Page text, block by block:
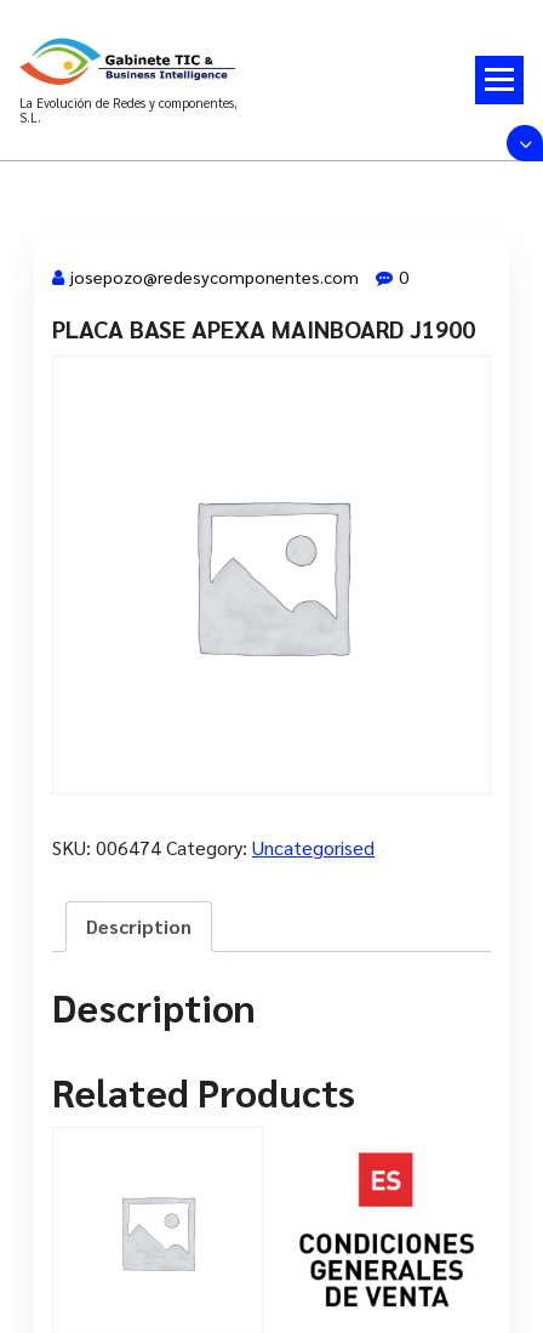
contenido
La Evolución de Redes y componentes,
S.L.
28 Mar, 2022
josepozo@redesycomponentes.com 0
PLACA BASE APEXA MAINBOARD J1900
SKU: 006474Category: Uncategorised
Description
Description
Related Products